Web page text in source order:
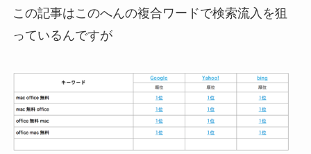
この記事はこのへんの複合ワードで検索流入を狙
っているんですが